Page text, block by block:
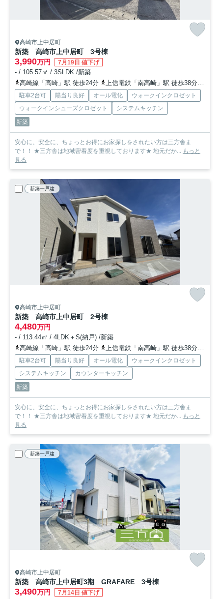
高崎市上中居町
新築 高崎市上中居町 3号棟
3,990万円 7月19日 値下げ
- / 105.57㎡ / 3SLDK /新築
高崎線「高崎」駅 徒歩24分
上信電鉄「南高崎」駅 徒歩38分
駐車2台可 陽当り良好 オール電化
ウォークインクロゼット
ウォークインシューズクロゼット
システムキッチン
新築
安心に、安全に、ちょっとお得にお家探しをされたい方は三方舎ま
で！！ ★三方舎は地域密着度を重視しております★ 地元だか... もっと
見る
新築一戸建
高崎市上中居町
新築 高崎市上中居町 2号棟
4,480万円
- / 113.44㎡ / 4LDK＋S(納戸) /新築
高崎線「高崎」駅 徒歩24分
上信電鉄「南高崎」駅 徒歩38分
駐車2台可 陽当り良好 オール電化
ウォークインクロゼット
システムキッチン
カウンターキッチン
新築
安心に、安全に、ちょっとお得にお家探しをされたい方は三方舎ま
で！！ ★三方舎は地域密着度を重視しております★ 地元だか... もっと
見る
新築一戸建
高崎市上中居町
新築 高崎市上中居町3期 GRAFARE 3号棟
3,490万円 7月14日 値下げ